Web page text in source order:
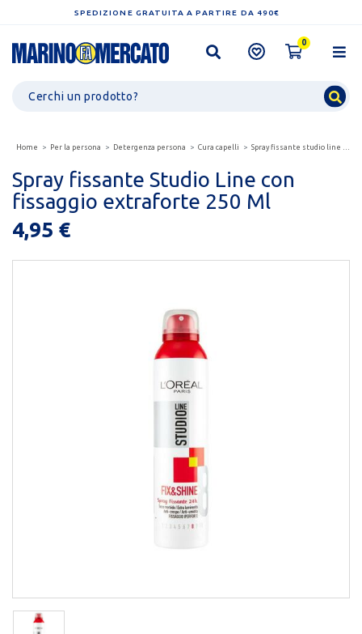
SPEDIZIONE GRATUITA A PARTIRE DA 490€
0
Home Per la persona Detergenza persona Cura capelli Spray fissante studio line con fissaggio extraforte...
Spray fissante Studio Line con
fissaggio extraforte 250 Ml
4,95 €